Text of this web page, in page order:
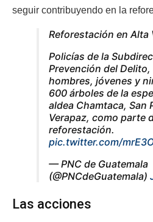
seguir contribuyendo en la
Reforestación en Alta
Policías de la
Prevención del
hombres, jóvenes y
600 árboles de la
aldea Chamtaca, San
Verapaz, como parte
reforestación.
pic.twitter.com/
— PNC de Guatemala
(@PNCdeGuatemala)
Las acciones